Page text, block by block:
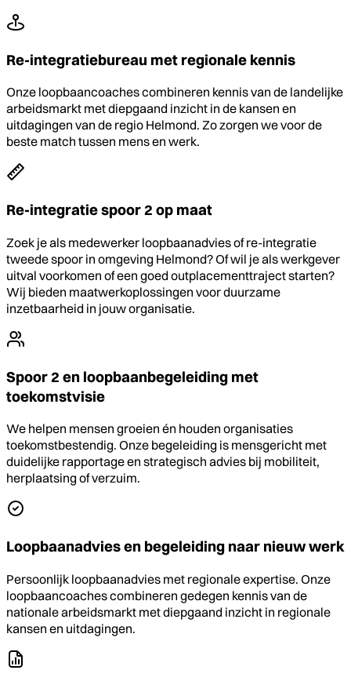
Re-integratiebureau met regionale kennis
Onze loopbaancoaches combineren kennis van de landelijke
arbeidsmarkt met diepgaand inzicht in de kansen en
uitdagingen van de regio Helmond. Zo zorgen we voor de
beste match tussen mens en werk.
Re-integratie spoor 2 op maat
Zoek je als medewerker loopbaanadvies of re-integratie
tweede spoor in omgeving Helmond? Of wil je als werkgever
uitval voorkomen of een goed outplacementtraject starten?
Wij bieden maatwerkoplossingen voor duurzame
inzetbaarheid in jouw organisatie.
Spoor 2 en loopbaanbegeleiding met
toekomstvisie
We helpen mensen groeien én houden organisaties
toekomstbestendig. Onze begeleiding is mensgericht met
duidelijke rapportage en strategisch advies bij mobiliteit,
herplaatsing of verzuim.
Loopbaanadvies en begeleiding naar nieuw werk
Persoonlijk loopbaanadvies met regionale expertise. Onze
loopbaancoaches combineren gedegen kennis van de
nationale arbeidsmarkt met diepgaand inzicht in regionale
kansen en uitdagingen.